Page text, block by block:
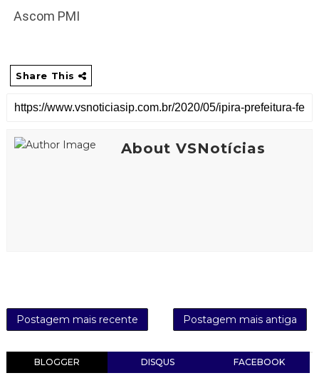
Ascom PMI
Share This
About VSNotícias
Postagem mais recente Postagem mais antiga
BLOGGER DISQUS FACEBOOK